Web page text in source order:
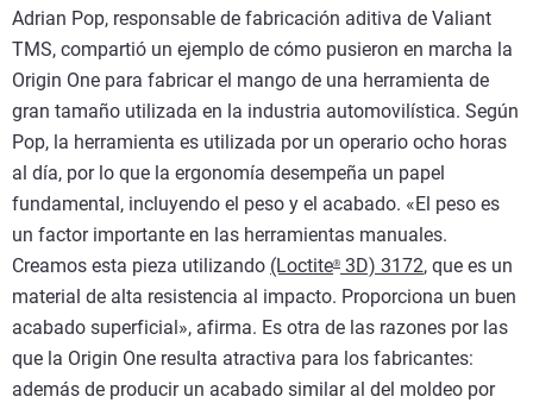
Adrian Pop, responsable de fabricación aditiva de Valiant
TMS, compartió un ejemplo de cómo pusieron en marcha la
Origin One para fabricar el mango de una herramienta de
gran tamaño utilizada en la industria automovilística. Según
Pop, la herramienta es utilizada por un operario ocho horas
al día, por lo que la ergonomía desempeña un papel
fundamental, incluyendo el peso y el acabado. «El peso es
un factor importante en las herramientas manuales.
Creamos esta pieza utilizando (Loctite® 3D) 3172, que es un
material de alta resistencia al impacto. Proporciona un buen
acabado superficial», afirma. Es otra de las razones por las
que la Origin One resulta atractiva para los fabricantes:
además de producir un acabado similar al del moldeo por